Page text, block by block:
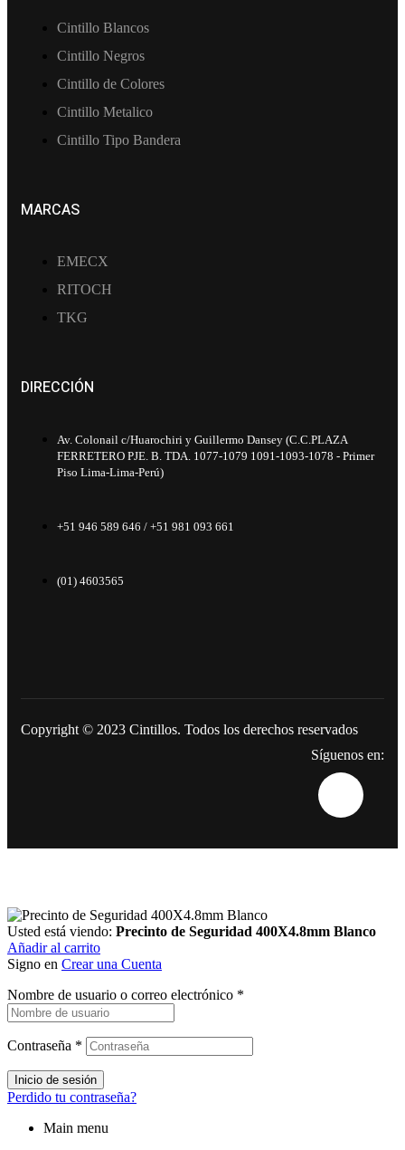
Cintillo Blancos
Cintillo Negros
Cintillo de Colores
Cintillo Metalico
Cintillo Tipo Bandera
MARCAS
EMECX
RITOCH
TKG
DIRECCIÓN
Av. Colonail c/Huarochiri y Guillermo Dansey (C.C.PLAZA
FERRETERO PJE. B. TDA. 1077-1079 1091-1093-1078 - Primer
Piso Lima-Lima-Perú)
+51 946 589 646 / +51 981 093 661
(01) 4603565
Copyright © 2023 Cintillos. Todos los derechos reservados
Síguenos en:
Usted está viendo: Precinto de Seguridad 400X4.8mm Blanco
Añadir al carrito
Signo en Crear una Cuenta
Nombre de usuario o correo electrónico *
Contraseña *
Inicio de sesión
Perdido tu contraseña?
Main menu